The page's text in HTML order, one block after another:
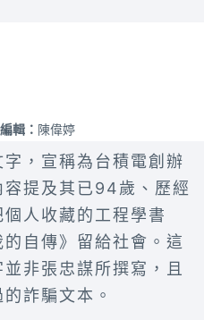
輯： 陳偉婷
，宣稱為台積電創辦
容提及其已94歲、歷經
人收藏的工程學書
自傳》留給社會。這
非張忠謀所撰寫，且
詐騙文本。